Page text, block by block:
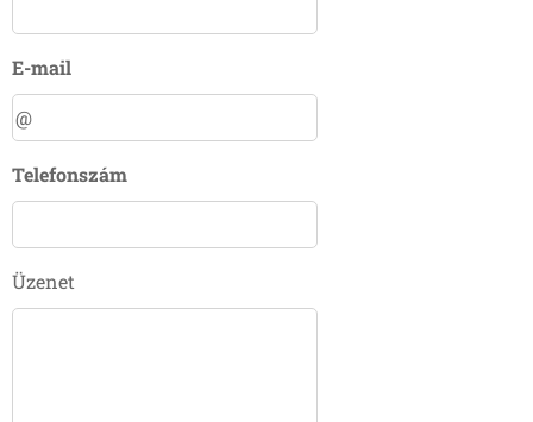
E-mail
Telefonszám
Üzenet